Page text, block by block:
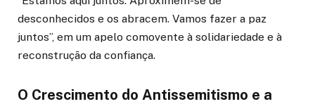
desconhecidos e os abracem. Vamos fazer a paz
juntos”, em um apelo comovente à solidariedade e à
reconstrução da confiança.
O Crescimento do Antissemitismo e a